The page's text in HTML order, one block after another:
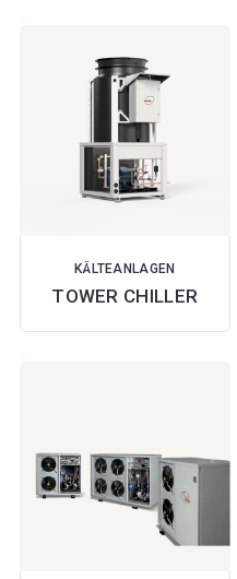
KÄLTEANLAGEN
TOWER CHILLER